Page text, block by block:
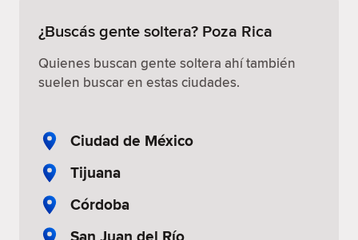
¿Buscás gente soltera? Poza Rica
Quienes buscan gente soltera ahí también
suelen buscar en estas ciudades.
Ciudad de México
Tijuana
Córdoba